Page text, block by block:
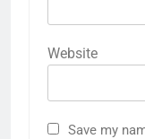
Website
Save my